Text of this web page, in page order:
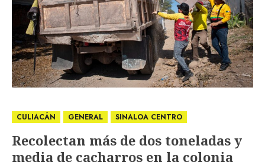
CULIACÁN GENERAL SINALOA CENTRO
Recolectan más de dos toneladas y
media de cacharros en la colonia